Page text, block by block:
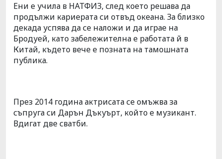
Ени е учила в НАТФИЗ, след което решава да
продължи кариерата си отвъд океана. За близко
декада успява да се наложи и да играе на
Бродуей, като забележителна е работата й в
Китай, където вече е позната на тамошната
публика.
През 2014 година актрисата се омъжва за
съпруга си Дарън Дъкуърт, който е музикант.
Вдигат две сватби.